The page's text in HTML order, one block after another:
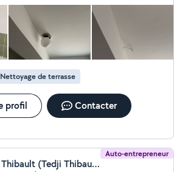
Nettoyage de terrasse
profil Contacter
Auto-entrepreneur
Tedji Thibault (Tedji Thibault)